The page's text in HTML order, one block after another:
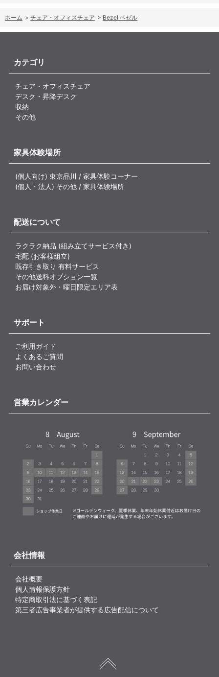
ホーム > チェア・オフィスチェア > Bezel ベゼル
カテゴリ
チェア・オフィスチェア
デスク・昇降デスク
収納
その他
家具体験場所
(個人向け) 東京品川 / 家具体験コーナー
(個人・法人) その他 / 家具体験場所
配送について
ラクラク納品 (組み立てサービス付き)
宅配 (お客様組立)
既存引き取り 有料サービス
その他送料オプション一覧
お届け対象外・曜日限定エリア表
サポート
ご利用ガイド
よくあるご質問
お問い合わせ
営業カレンダー
会社情報
会社概要
個人情報保護方針
特定商取引法に基づく表記
第三者広告事業者が提供する広告配信について